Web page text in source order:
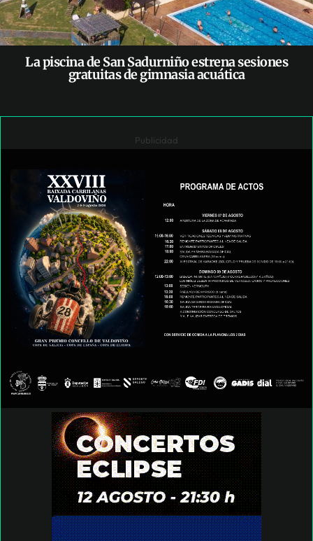
La piscina de San Sadurniño estrena sesiones
gratuitas de gimnasia acuática
Publicidad